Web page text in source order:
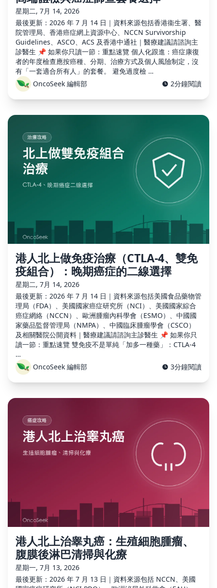
星期二, 7月 14, 2026
最後更新：2026 年 7 月 14 日｜資料來源包括香港衞生署、醫
院管理局、香港癌症網上資源中心、NCCN Survivorship
Guidelines、ASCO、ACS 及香港中通社｜醫療建議請諮詢主
診醫生 📌 如果你只讀一節：重點速覽 個人化跟進：癌症康復
者的年度檢查應按癌種、分期、治療方式及個人風險制定，沒
有「一套適合所有人」的套餐。 避免過度檢 …
OncoSeek 編輯部
2分鐘閱讀
港人北上做免疫治療（CTLA-4、雙免
疫組合）：晚期癌症的二線選擇
星期二, 7月 14, 2026
最後更新：2026 年 7 月 14 日｜資料來源包括美國食品藥物管
理局（FDA）、美國國家癌症研究所（NCI）、美國國家綜合
癌症網絡（NCCN）、歐洲腫瘤內科學會（ESMO）、中國國
家藥品監督管理局（NMPA）、中國臨床腫瘤學會（CSCO）
及相關醫院公開資料｜醫療建議請諮詢主診醫生 📌 如果你只
讀一節：重點速覽 雙免疫不是單純「加多一種藥」：CTLA-4
…
OncoSeek 編輯部
3分鐘閱讀
港人北上治睾丸癌：生殖細胞腫瘤、
腹膜後淋巴清掃與化療
星期一, 7月 13, 2026
最後更新：2026 年 7 月 13 日｜資料來源包括 NCCN、美國